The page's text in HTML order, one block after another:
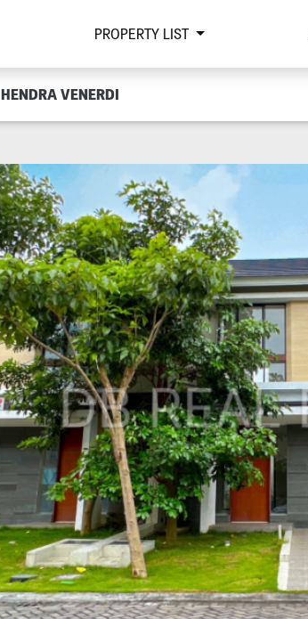
PROPERTY LIST
HENDRA VENERDI